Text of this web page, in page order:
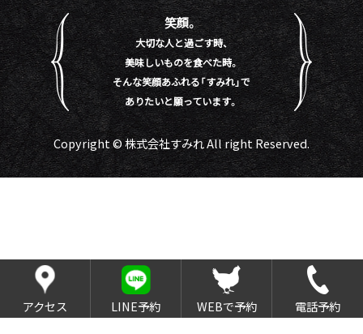
笑顔。
大切な人と過ごす時、
美味しいものを食べた時。
そんな笑顔あふれる「すみれ」で
ありたいと願っています。
Copyright © 株式会社すみれ All right Reserved.
アクセス LINE予約 WEBで予約 電話予約